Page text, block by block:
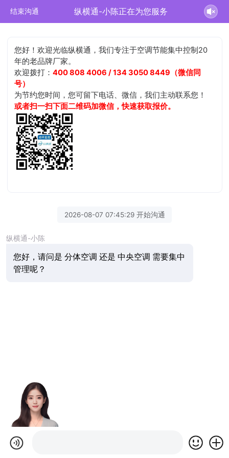
结束沟通 纵横通-小陈正在为您服务
您好！欢迎光临纵横通，我们专注于空调节能集中控制20
年的老品牌厂家。
欢迎拨打：400 808 4006 / 134 3050 8449（微信同
号）
为节约您时间，您可留下电话、微信，我们主动联系您！
或者扫一扫下面二维码加微信，快速获取报价。
2026-08-07 07:45:29 开始沟通
纵横通-小陈
您好，请问是 分体空调 还是 中央空调 需要集中
管理呢？